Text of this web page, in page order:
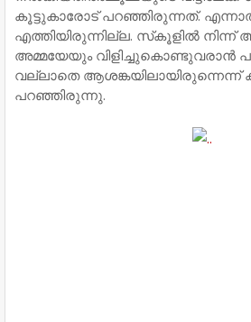
കൂട്ടുകാരോട് പറഞ്ഞിരുന്നത്.
എത്തിയിരുന്നില്ല. സ്‌കൂളിൽ നിന്ന്
അമ്മയേയും വിളിച്ചുകൊണ്ടുവരാൻ
വല്ലാതെ ആശങ്കയിലായിരുന്നെന്ന്
പറഞ്ഞിരുന്നു.